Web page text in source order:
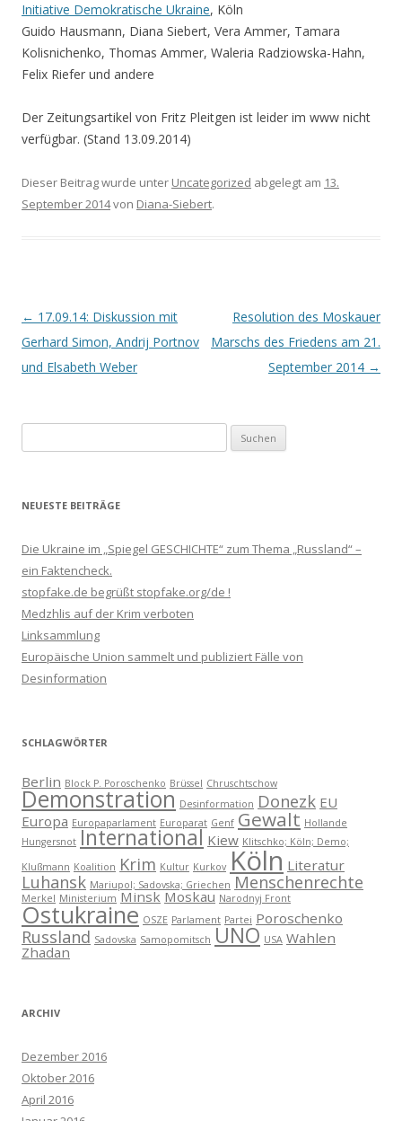
Initiative Demokratische Ukraine, Köln
Guido Hausmann, Diana Siebert, Vera Ammer, Tamara
Kolisnichenko, Thomas Ammer, Waleria Radziowska-Hahn,
Felix Riefer und andere
Der Zeitungsartikel von Fritz Pleitgen ist leider im www nicht
verfügbar. (Stand 13.09.2014)
Dieser Beitrag wurde unter Uncategorized abgelegt am 13.
September 2014von Diana-Siebert.
Beitrags-
Navigation
← 17.09.14: Diskussion mit
Gerhard Simon, Andrij Portnov
und Elsabeth Weber
Resolution des Moskauer
Marschs des Friedens am 21.
September 2014 →
nach:
NEUESTE BEITRÄGE
Die Ukraine im „Spiegel GESCHICHTE“ zum Thema „Russland“ –
ein Faktencheck.
stopfake.de begrüßt stopfake.org/de !
Medzhlis auf der Krim verboten
Linksammlung
Europäische Union sammelt und publiziert Fälle von
Desinformation
SCHLAGWÖRTER
Berlin Block P. Poroschenko Brüssel Chruschtschow
Demonstration Desinformation Donezk EU
Europa Europaparlament Europarat Genf Gewalt Hollande
Hungersnot International Kiew Klitschko; Köln; Demo;
Klußmann Koalition Krim Kultur Kurkov Köln Literatur
Luhansk Mariupol; Sadovska; Griechen Menschenrechte
Merkel Ministerium Minsk Moskau Narodnyj Front
Ostukraine OSZE Parlament Partei Poroschenko
Russland Sadovska Samopomitsch UNO USA Wahlen
Zhadan
ARCHIV
Dezember 2016
Oktober 2016
April 2016